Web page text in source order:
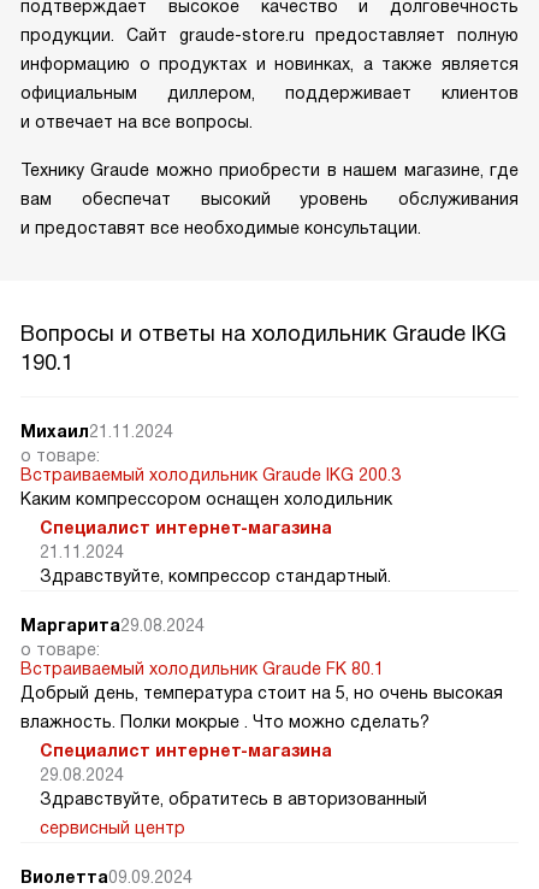
подтверждает высокое качество и долговечность
продукции. Сайт graude-store.ru предоставляет полную
информацию о продуктах и новинках, а также является
официальным диллером, поддерживает клиентов
и отвечает на все вопросы.
Технику Graude можно приобрести в нашем магазине, где
вам обеспечат высокий уровень обслуживания
и предоставят все необходимые консультации.
Вопросы и ответы на холодильник Graude IKG
190.1
Михаил21.11.2024
о товаре:
Встраиваемый холодильник Graude IKG 200.3
Каким компрессором оснащен холодильник
Специалист интернет-магазина
21.11.2024
Здравствуйте, компрессор стандартный.
Маргарита29.08.2024
о товаре:
Встраиваемый холодильник Graude FK 80.1
Добрый день, температура стоит на 5, но очень высокая
влажность. Полки мокрые . Что можно сделать?
Специалист интернет-магазина
29.08.2024
Здравствуйте, обратитесь в авторизованный
сервисный центр
Виолетта09.09.2024